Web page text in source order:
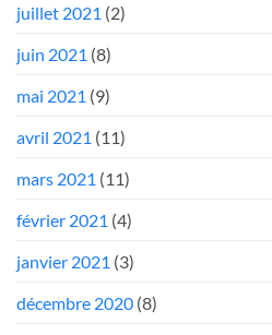
juillet 2021 (2)
juin 2021 (8)
mai 2021 (9)
avril 2021 (11)
mars 2021 (11)
février 2021 (4)
janvier 2021 (3)
décembre 2020 (8)